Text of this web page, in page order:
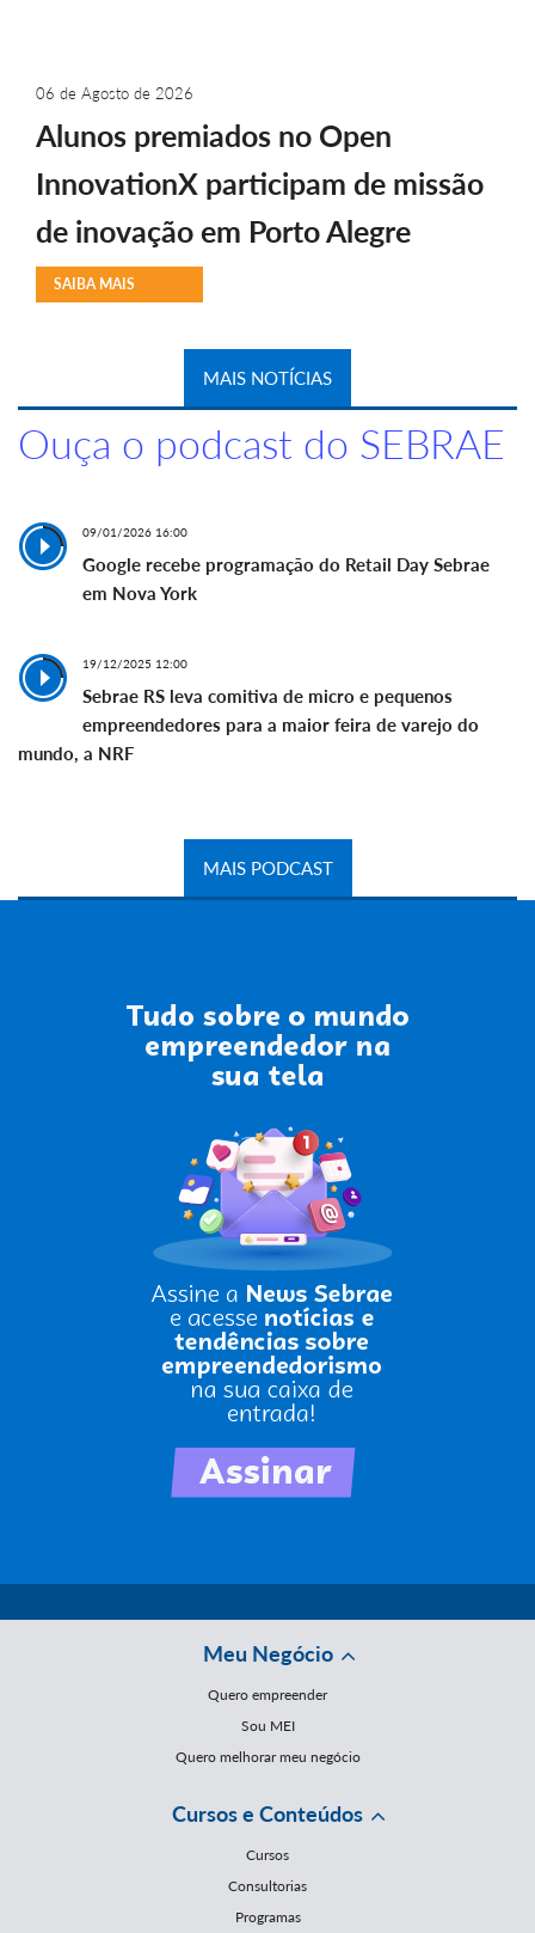
06 de Agosto de 2026
Alunos premiados no Open
InnovationX participam de missão
de inovação em Porto Alegre
SAIBA MAIS
MAIS NOTÍCIAS
Ouça o podcast do SEBRAE
09/01/2026 16:00
Google recebe programação do Retail Day Sebrae
em Nova York
19/12/2025 12:00
Sebrae RS leva comitiva de micro e pequenos
empreendedores para a maior feira de varejo do
mundo, a NRF
MAIS PODCAST
Meu Negócio
Quero empreender
Sou MEI
Quero melhorar meu negócio
Cursos e Conteúdos
Cursos
Consultorias
Programas